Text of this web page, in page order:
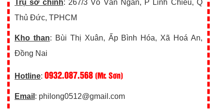
Trụ sở chính: 267/3 Võ Văn Ngân, P Linh Chiểu, Q
Thủ Đức, TPHCM
Kho than: Bùi Thị Xuân, Ấp Bình Hóa, Xã Hoá An,
Đồng Nai
Hotline: 0932.087.568 (Mr. Sơn)
Email : philong0512@gmail.com